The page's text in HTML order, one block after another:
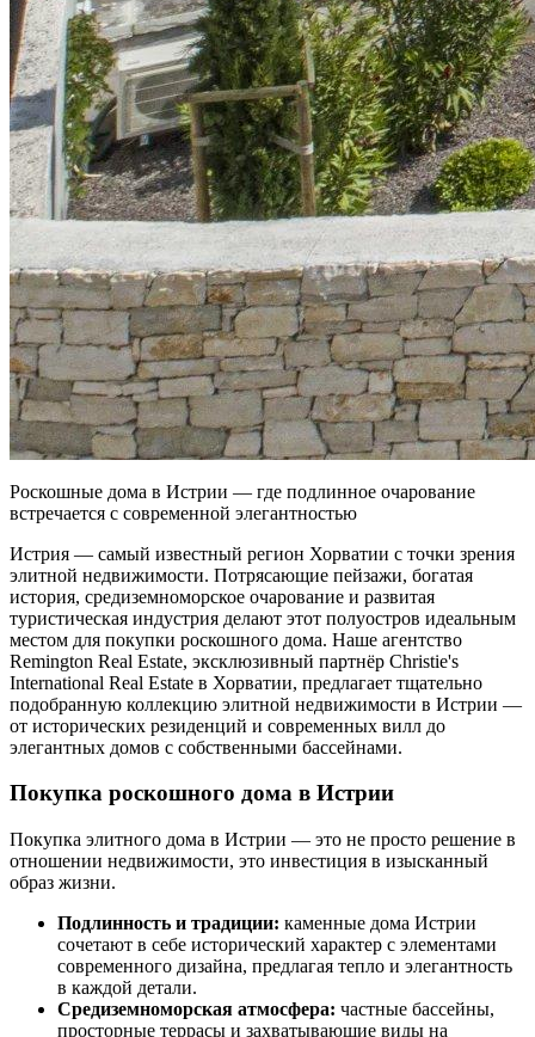
Роскошные дома в Истрии — где подлинное очарование
встречается с современной элегантностью
Истрия — самый известный регион Хорватии с точки зрения
элитной недвижимости. Потрясающие пейзажи, богатая
история, средиземноморское очарование и развитая
туристическая индустрия делают этот полуостров идеальным
местом для покупки роскошного дома. Наше агентство
Remington Real Estate, эксклюзивный партнёр Christie's
International Real Estate в Хорватии, предлагает тщательно
подобранную коллекцию элитной недвижимости в Истрии —
от исторических резиденций и современных вилл до
элегантных домов с собственными бассейнами.
Покупка роскошного дома в Истрии
Покупка элитного дома в Истрии — это не просто решение в
отношении недвижимости, это инвестиция в изысканный
образ жизни.
Подлинность и традиции: каменные дома Истрии
сочетают в себе исторический характер с элементами
современного дизайна, предлагая тепло и элегантность
в каждой детали.
Средиземноморская атмосфера: частные бассейны,
просторные террасы и захватывающие виды на